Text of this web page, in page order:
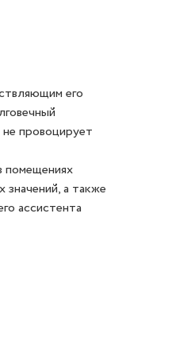
его
провоцирует
помещениях
а также
ассистента